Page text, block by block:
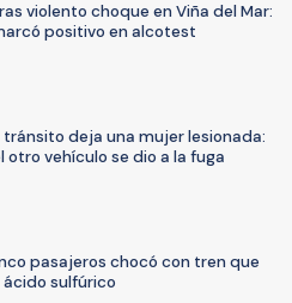
violento choque en Viña del Mar:
positivo en alcotest
deja una mujer lesionada:
vehículo se dio a la fuga
pasajeros chocó con tren que
sulfúrico